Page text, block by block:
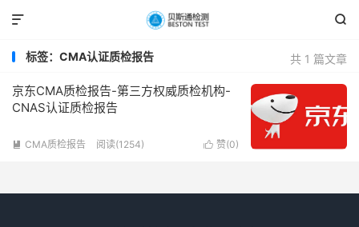


共 1 篇文章
标签：CMA认证质检报告
京东CMA质检报告-第三方权威质检机构-
CNAS认证质检报告
 赞(0)
 CMA质检报告 阅读(1254)